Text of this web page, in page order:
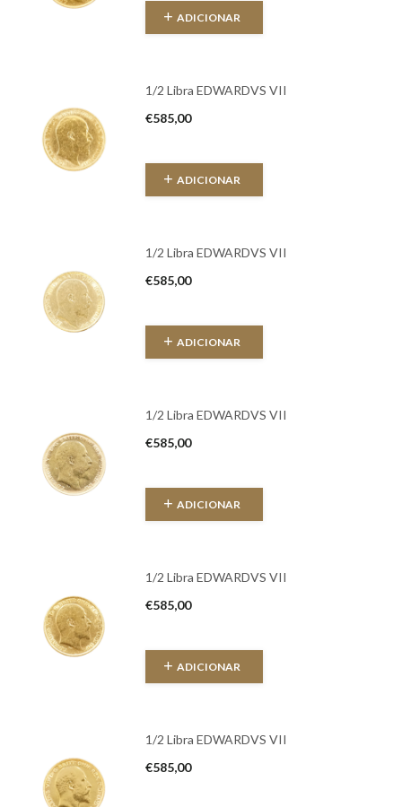
ADICIONAR
1/2 Libra EDWARDVS VII
€585,00
ADICIONAR
1/2 Libra EDWARDVS VII
€585,00
ADICIONAR
1/2 Libra EDWARDVS VII
€585,00
ADICIONAR
1/2 Libra EDWARDVS VII
€585,00
ADICIONAR
1/2 Libra EDWARDVS VII
€585,00